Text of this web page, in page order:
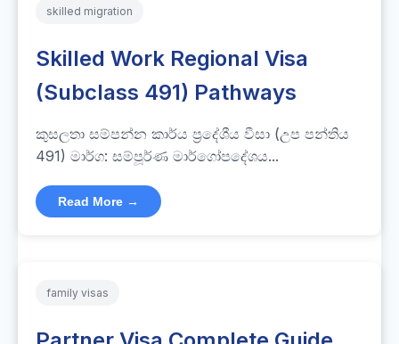
skilled migration
Skilled Work Regional Visa
(Subclass 491) Pathways
කුසලතා සම්පන්න කාර්ය ප්‍රදේශීය වීසා (උප පන්තිය
491) මාර්ග: සම්පූර්ණ මාර්ගෝපදේශය...
Read More →
family visas